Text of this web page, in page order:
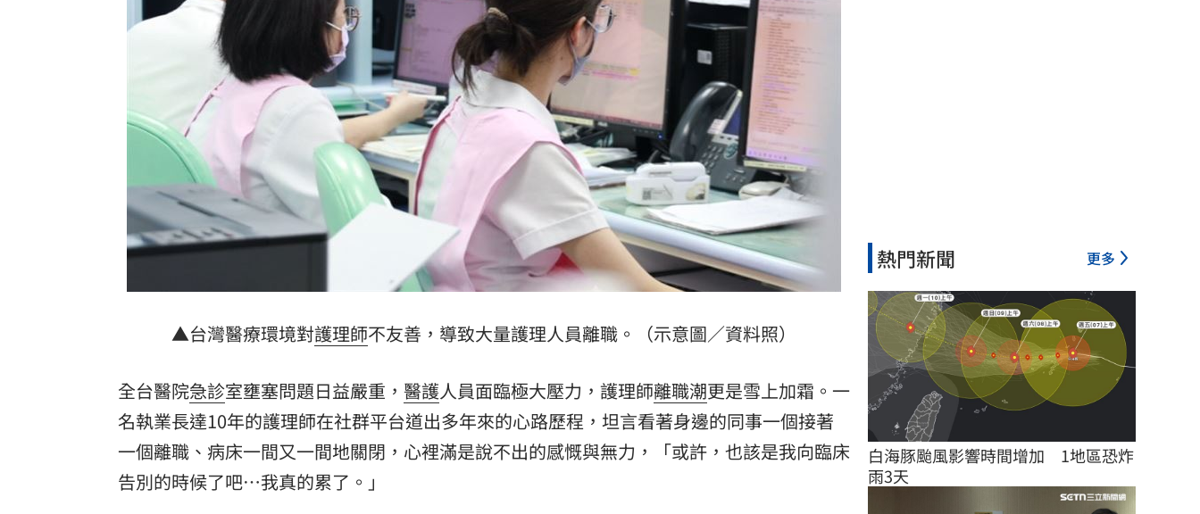
8國球員齊聚高雄 Formosa 7s掀足球熱潮
理想混蛋號召粉絲跨海追星吃美食！ 18:15
▲台灣醫療環境對護理師不友善，導致大量護理人員離職。（示意圖／資料照）
全台醫院急診室壅塞問題日益嚴重， 醫護人員面臨極大壓力，護理師離職潮更是雪上加霜。一
名執業長達10年的護理師在社群平台道出多年來的心路歷程，坦言看著身邊的同事一個接著
一個離職、病床一間又一間地關閉，心裡滿是說不出的感慨與無力，「或許，也該是我向臨床
告別的時候了吧…我真的累了。」
熱門新聞 更多
白海豚颱風影響時間增加　1地區恐炸
雨3天